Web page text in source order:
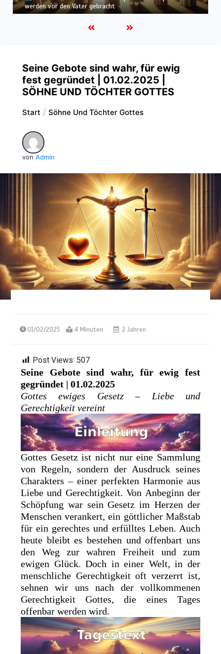
befunden – wir werden in Weiß wandeln
Seine Gebote sind wahr, für ewig
fest gegründet | 01.02.2025 |
SÖHNE UND TÖCHTER GOTTES
Start Söhne Und Töchter Gottes
von Admin
01/02/2025 4 Minuten 2 Jahren
Post Views: 507
Seine Gebote sind wahr, für ewig fest
gegründet | 01.02.2025
Gottes ewiges Gesetz – Liebe und
Gerechtigkeit vereint
Gottes Gesetz ist nicht nur eine Sammlung
von Regeln, sondern der Ausdruck seines
Charakters – einer perfekten Harmonie aus
Liebe und Gerechtigkeit. Von Anbeginn der
Schöpfung war sein Gesetz im Herzen der
Menschen verankert, ein göttlicher Maßstab
für ein gerechtes und erfülltes Leben. Auch
heute bleibt es bestehen und offenbart uns
den Weg zur wahren Freiheit und zum
ewigen Glück. Doch in einer Welt, in der
menschliche Gerechtigkeit oft verzerrt ist,
sehnen wir uns nach der vollkommenen
Gerechtigkeit Gottes, die eines Tages
offenbar werden wird.